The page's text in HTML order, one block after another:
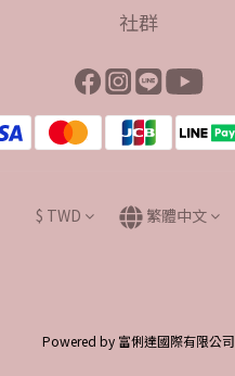
社群
$ TWD 繁體中文
Powered by 富俐達國際有限公司